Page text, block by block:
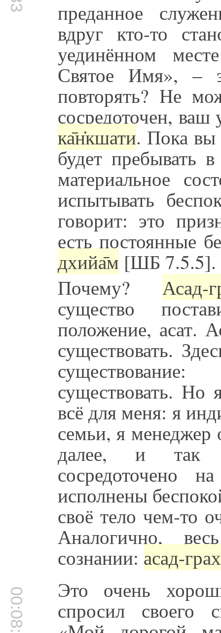
преданное
вдруг кто-то
уединённом
Святое Имя», –
повторять? Не
сосредоточен,
ка̄н̇кшати. Пока вы
будет пребывать
материальное
испытывать
говорит: это
есть постоянные
дхийа̄м [ШБ 7.5.5].
Почему? Асад-
существо
положение, асат.
существовать.
существовать. Но
всё для меня: я
семьи, я менеджер
далее, и
сосредоточено
исполнены
своё тело чем-то
Аналогично,
сознании: асад-
00:08:37 Это очень
спросил своего